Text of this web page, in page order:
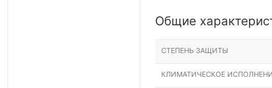
Общие
СТЕПЕНЬ ЗАЩИТЫ
КЛИМАТИЧЕСКОЕ